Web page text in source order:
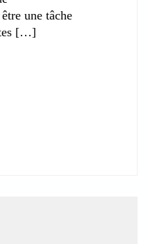
une tâche